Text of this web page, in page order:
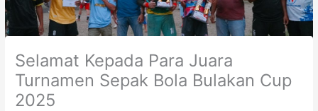
Selamat Kepada Para Juara
Turnamen Sepak Bola Bulakan Cup
2025